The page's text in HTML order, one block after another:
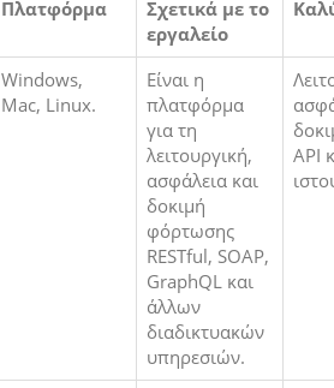
Πλατφόρμα
Σχετικά με το
εργαλείο
Windows,
Mac, Linux.
Είναι η
πλατφόρμα
για τη
λειτουργική,
ασφάλεια και
δοκιμή
φόρτωσης
RESTful, SOAP,
GraphQL και
άλλων
διαδικτυακών
υπηρεσιών.
API